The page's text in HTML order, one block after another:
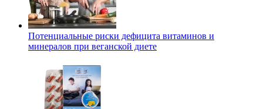
Потенциальные риски дефицита витаминов и
минералов при веганской диете